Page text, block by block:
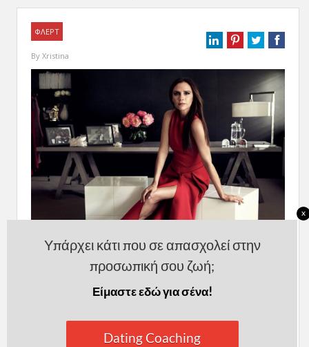
ΦΛΕΡΤ
By Xristina
Υπάρχουν τόσες πολλές επιτυχημένες
γυναίκες που είναι επαγγελματίες και
Υπάρχει κάτι που σε απασχολεί στην
προσωπική σου ζωή;
Είμαστε εδώ για σένα!
Dating Coaching
x